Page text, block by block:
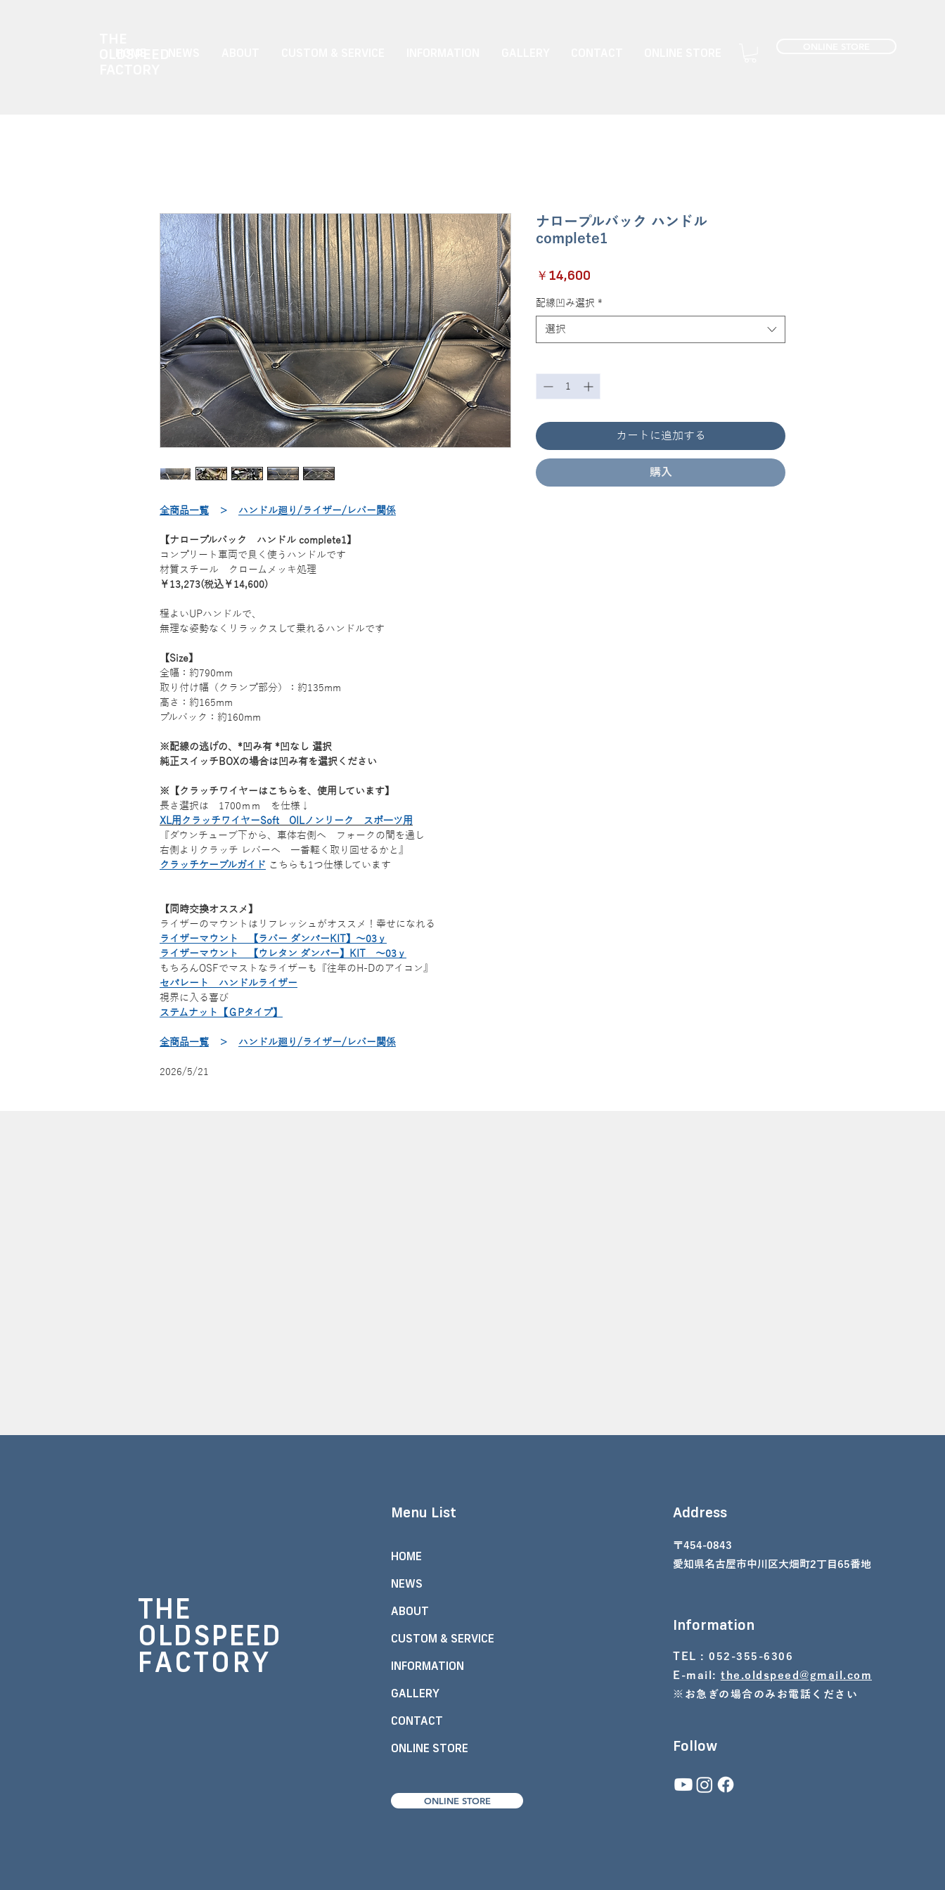
全商品一覧 ＞ ハンドル廻り/ライザー/レバー関係
【ナロープルバック ハンドル complete1】
コンプリート車両で良く使うハンドルです
材質スチール クロームメッキ処理
￥13,273(税込￥14,600)
程よいUPハンドルで、
無理な姿勢なくリラックスして乗れるハンドルです
【Size】
全幅：約790mm
取り付け幅（クランプ部分）：約135mm
高さ：約165mm
プルバック：約160mm
※配線の逃げの、*凹み有 *凹なし 選択
純正スイッチBOXの場合は凹み有を選択ください
※【クラッチワイヤーはこちらを、使用しています】
長さ選択は 1700ｍｍ を仕様↓
XL用クラッチワイヤーSoft OILノンリーク スポ―ツ用
『ダウンチューブ下から、車体右側へ フォークの間を通し
右側よりクラッチ レバーへ 一番軽く取り回せるかと』
クラッチケーブルガイド こちらも1つ仕様しています
【同時交換オススメ】
ライザーのマウントはリフレッシュがオススメ！幸せになれる
ライザーマウント 【ラバー ダンパーKIT】～03ｙ
ライザーマウント 【ウレタン ダンパー】KIT ～03ｙ
もちろんOSFでマストなライザーも『往年のH-Dのアイコン』
セパレート ハンドルライザー
視界に入る喜び
ステムナット【ＧPタイプ】
全商品一覧 ＞ ハンドル廻り/ライザー/レバー関係
2026/5/21
ナロープルバック ハンドル
complete1
￥14,600
配線凹み選択 *
選択
カートに追加する
購入
THE
OLDSPEED
FACTORY
Menu List
HOME
NEWS
ABOUT
CUSTOM & SERVICE
INFORMATION
GALLERY
CONTACT
ONLINE STORE
ONLINE STORE
Address
〒454-0843
愛知県名古屋市中川区大畑町2丁目65番地
Information
TEL : 052-355-6306
E-mail: the.oldspeed@gmail.com
※お急ぎの場合のみお電話ください
Follow